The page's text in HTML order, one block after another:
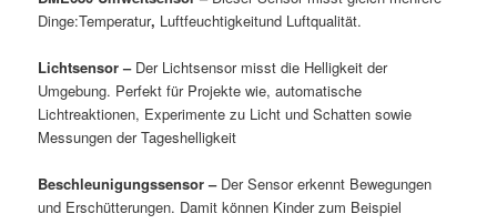
Dinge:Temperatur, Luftfeuchtigkeitund Luftqualität.
Lichtsensor – Der Lichtsensor misst die Helligkeit der
Umgebung. Perfekt für Projekte wie, automatische
Lichtreaktionen, Experimente zu Licht und Schatten sowie
Messungen der Tageshelligkeit
Beschleunigungssensor – Der Sensor erkennt Bewegungen
und Erschütterungen. Damit können Kinder zum Beispiel